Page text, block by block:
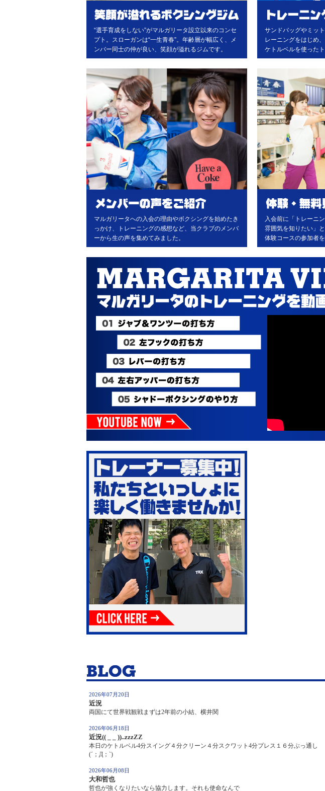
“選手育成をしない”がマルガリータ設立以来のコンセ
プト。スローガンは“一生青春”。年齢層が幅広く、メ
ンバー同士の仲が良い、笑顔が溢れるジムです。
サンドバッグやミッ
レーニングをはじめ
ケトルベルを使った
マルガリータへの入会の理由やボクシングを始めたき
っかけ、トレーニングの感想など、当クラブのメンバ
ーから生の声を集めてみました。
入会前に「トレーニ
雰囲気を知りたい」
体験コースの参加者